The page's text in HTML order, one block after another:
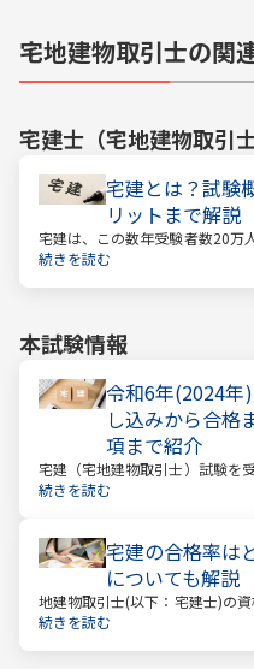
宅地建物取引士の関
宅建士（宅地建物取引士
宅建とは？試験
リットまで解説
宅建は、この数年受験者数20万
産業に携わる人をはじめ、他業
続きを読む
本試験情報
令和6年(2024年
し込みから合格
項まで紹介
宅建（宅地建物取引士）試験を
情報は「試験日」です。いつか
続きを読む
宅建の合格率は
についても解説
地建物取引士(以下：宅建士)の
人気資格。 その試験の合格率は
続きを読む